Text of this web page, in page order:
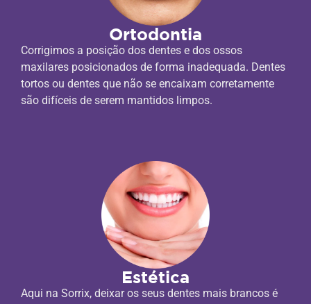
Ortodontia
Corrigimos a posição dos dentes e dos ossos
maxilares posicionados de forma inadequada. Dentes
tortos ou dentes que não se encaixam corretamente
são difíceis de serem mantidos limpos.
Estética
Aqui na Sorrix, deixar os seus dentes mais brancos é